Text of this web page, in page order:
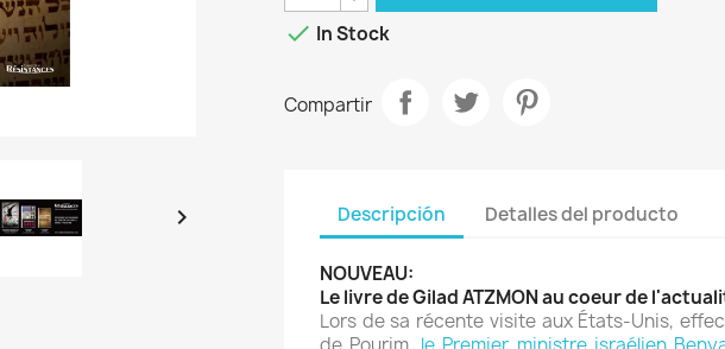

 In Stock
Compartir
Descripción Detalles del producto
NOUVEAU:
Le livre de Gilad ATZMON au coeur de
Lors de sa récente visite aux États-Unis,